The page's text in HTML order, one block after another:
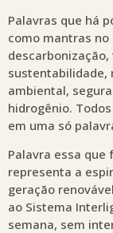
Palavras que há
como mantras
sustentabilidade,
ambiental,
hidrogênio.
em uma só
Palavra essa que
representa a
geração
ao Sistema
semana, sem